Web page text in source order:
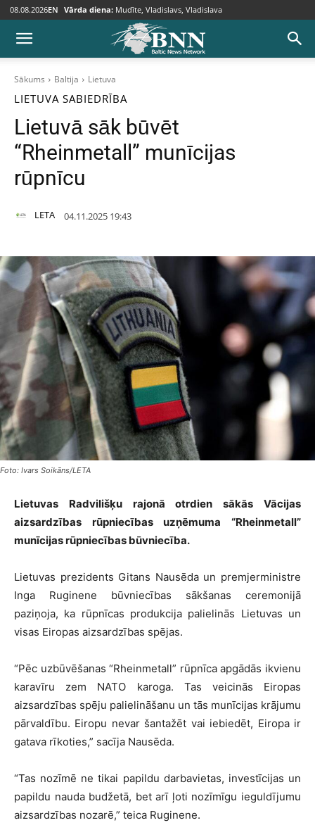
08.08.2026EN Vārda diena: Mudīte, Vladislavs, Vladislava
Sākums Baltija Lietuva
LIETUVA SABIEDRĪBA
Lietuvā sāk būvēt
“Rheinmetall” munīcijas
rūpnīcu
LETA 04.11.2025 19:43
Foto: Ivars Soikāns/LETA
Lietuvas Radvilišķu rajonā otrdien sākās Vācijas
aizsardzības rūpniecības uzņēmuma “Rheinmetall”
munīcijas rūpniecības būvniecība.
Lietuvas prezidents Gitans Nausēda un premjerministre
Inga Ruginene būvniecības sākšanas ceremonijā
paziņoja, ka rūpnīcas produkcija palielinās Lietuvas un
visas Eiropas aizsardzības spējas.
“Pēc uzbūvēšanas “Rheinmetall” rūpnīca apgādās ikvienu
karavīru zem NATO karoga. Tas veicinās Eiropas
aizsardzības spēju palielināšanu un tās munīcijas krājumu
pārvaldību. Eiropu nevar šantažēt vai iebiedēt, Eiropa ir
gatava rīkoties,” sacīja Nausēda.
“Tas nozīmē ne tikai papildu darbavietas, investīcijas un
papildu nauda budžetā, bet arī ļoti nozīmīgu ieguldījumu
aizsardzības nozarē,” teica Ruginene.